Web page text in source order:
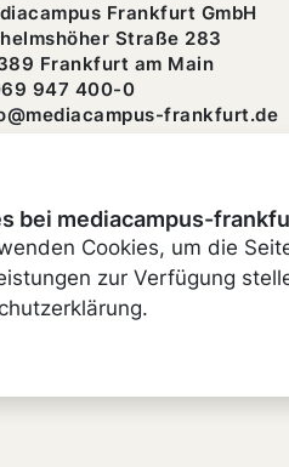
Frankfurt GmbH
Straße 283
Frankfurt am Main
947 400-0
frankfurt.de
bei mediacampus-
Cookies, um die
zur Verfügung